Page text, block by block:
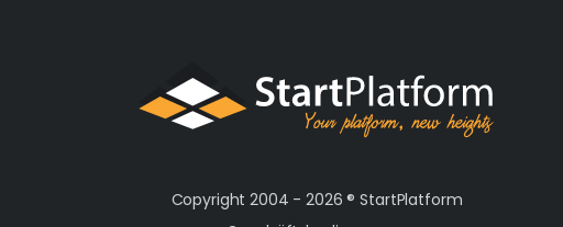
Copyright 2004 - 2026 ®StartPlatform